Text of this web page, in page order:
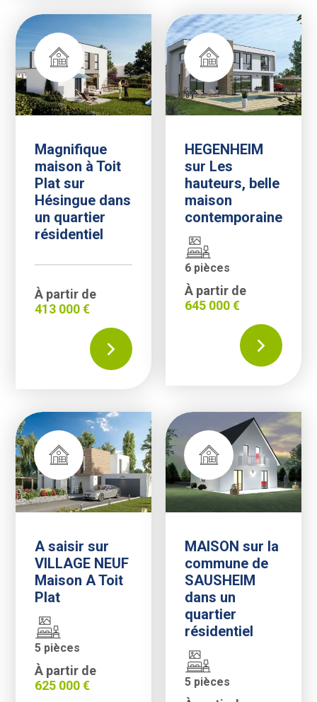
Magnifique
maison à Toit
Plat sur
Hésingue dans
un quartier
résidentiel
À partir de
413 000 €
HEGENHEIM
sur Les
hauteurs, belle
maison
contemporaine
6 pièces
À partir de
645 000 €
A saisir sur
VILLAGE NEUF
Maison A Toit
Plat
5 pièces
À partir de
625 000 €
MAISON sur la
commune de
SAUSHEIM
dans un
quartier
résidentiel
5 pièces